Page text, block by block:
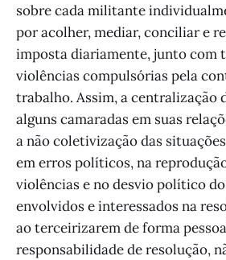
sobre cada militante
por acolher, mediar, conciliar e
imposta diariamente, junto com
violências compulsórias pela
trabalho. Assim, a centralização
alguns camaradas em suas
a não coletivização das
em erros políticos, na
violências e no desvio político
envolvidos e interessados na
ao terceirizarem de forma
responsabilidade de resolução,